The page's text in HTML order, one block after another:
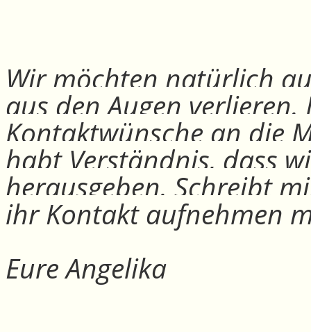
Wir möchten natürlich
aus den Augen
Kontaktwünsche an die
habt Verständnis, dass
herausgeben. Schreibt
ihr Kontakt aufnehmen
Eure Angelika